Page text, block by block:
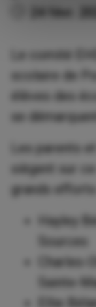
24 févr.
Le comité
scolaire de
élèves des
se
Les parents
siègent sur
grands
Hayley
Sources
Sainte-
Ellie